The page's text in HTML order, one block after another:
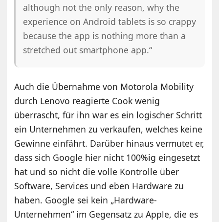
although not the only reason, why the
experience on Android tablets is so crappy
because the app is nothing more than a
stretched out smartphone app.“
Auch die Übernahme von Motorola Mobility
durch Lenovo reagierte Cook wenig
überrascht, für ihn war es ein logischer Schritt
ein Unternehmen zu verkaufen, welches keine
Gewinne einfährt. Darüber hinaus vermutet er,
dass sich Google hier nicht 100%ig eingesetzt
hat und so nicht die volle Kontrolle über
Software, Services und eben Hardware zu
haben. Google sei kein „Hardware-
Unternehmen“ im Gegensatz zu Apple, die es